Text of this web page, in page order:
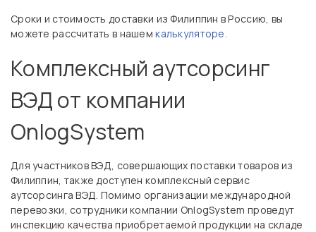
Сроки и стоимость доставки из Филиппин в Россию, вы
можете рассчитать в нашемкалькуляторе.
Комплексный аутсорсинг
ВЭД от компании
OnlogSystem
Для участников ВЭД, совершающих поставки товаров из
Филиппин, также доступен комплексный сервис
аутсорсинга ВЭД. Помимо организации международной
перевозки, сотрудники компании OnlogSystem проведут
инспекцию качества приобретаемой продукции на складе